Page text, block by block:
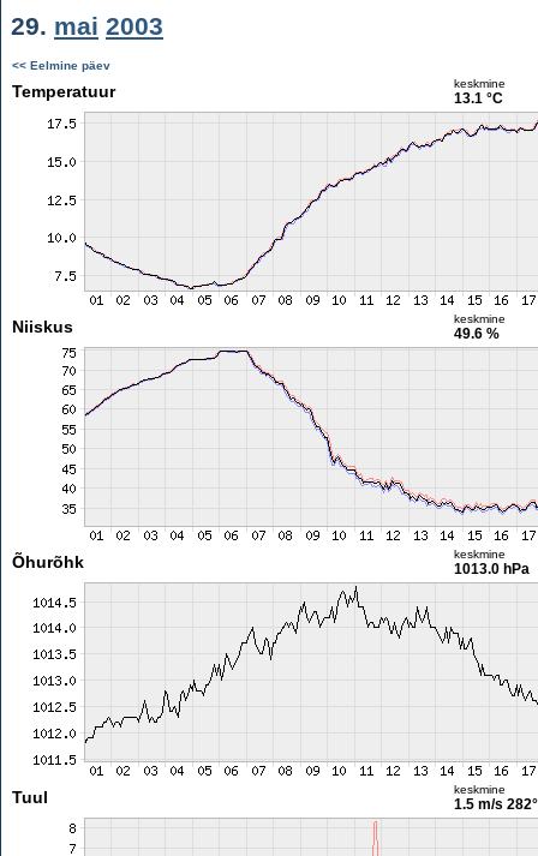
29. mai 2003
<< Eelmine päev
Temperatuur keskmine
13.1 °C
Niiskus keskmine
49.6 %
Õhurõhk keskmine
1013.0 hPa
Tuul keskmine
1.5 m/s 282°